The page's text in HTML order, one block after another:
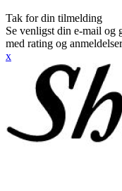
Tak for din tilmelding
Se venligst din e-mail og
med rating og
x